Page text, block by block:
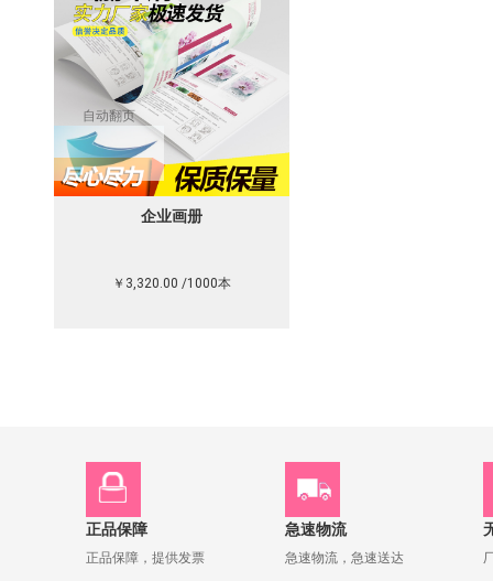
企业画册
￥3,320.00 /1000本
自动翻页
正品保障
正品保障，提供发票
急速物流
急速物流，急速送达